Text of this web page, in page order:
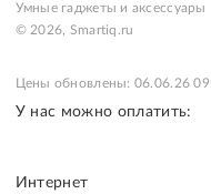
Умные гаджеты и аксессуары
© 2026, Smartiq.ru
Цены обновлены: 06.06.26
У нас можно оплатить:
Интернет